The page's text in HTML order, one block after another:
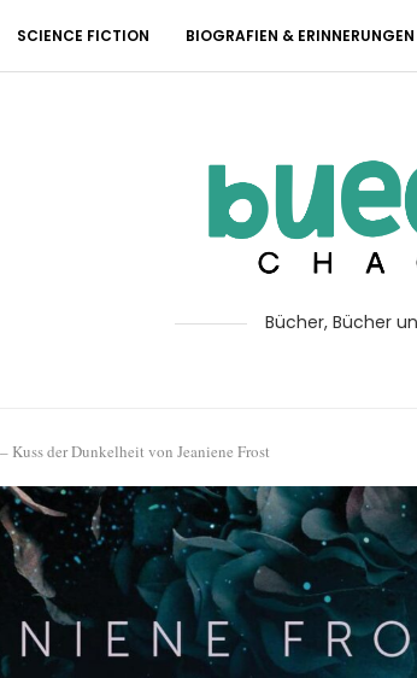
SCIENCE FICTION BIOGRAFIEN & ERINNERUNGEN
Bücher, Bücher
Kuss der Dunkelheit von Jeaniene Frost